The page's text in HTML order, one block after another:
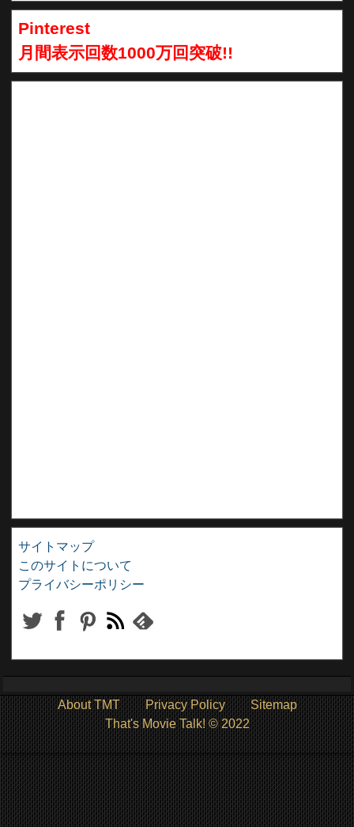
Pinterest
月間表示回数1000万回突破!!
サイトマップ
このサイトについて
プライバシーポリシー
About TMT Privacy Policy
Sitemap
That's Movie Talk! © 2022